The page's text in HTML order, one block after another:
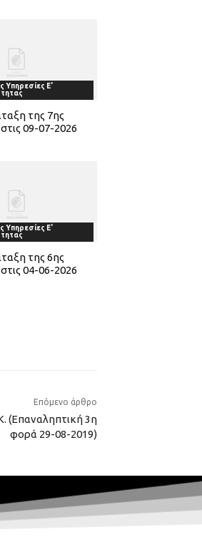
Υπηρεσίες Ε'
της 7ης
09-07-2026
Υπηρεσίες Ε'
της 6ης
04-06-2026
Επόμενο άρθρο
(Επαναληπτική 3η
φορά 29-08-2019)